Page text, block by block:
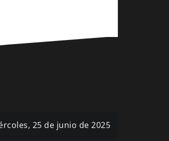
25 de junio de 2025